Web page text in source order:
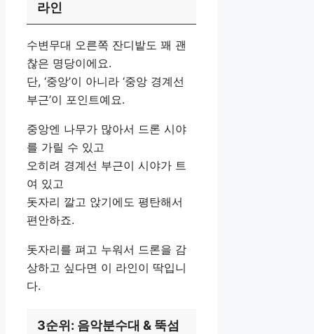
라인
수변무대 오른쪽 잔디밭도 꽤 괜
찮은 명당이에요.
단, ‘중앙’이 아니라 ‘중앙 경계선
부근’이 포인트예요.
중앙엔 나무가 많아서 드론 시야
를 가릴 수 있고
오히려 경계선 부근이 시야가 트
여 있고
돗자리 깔고 앉기에도 평탄해서
편안하죠.
돗자리를 펴고 누워서 드론을 감
상하고 싶다면 이 라인이 딱입니
다.
3순위: 음악분수대 & 뚝섬